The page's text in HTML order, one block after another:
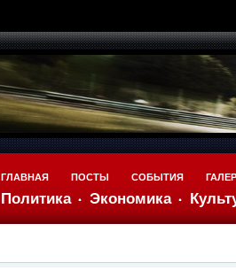
ГЛАВНАЯ
Политика Экономика
ПОСТЫ СОБЫТИЯ